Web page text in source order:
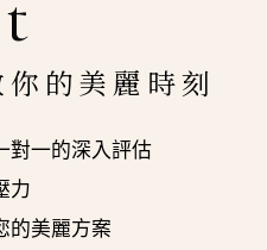
的美麗時刻
對一的深入評估
力
的美麗方案